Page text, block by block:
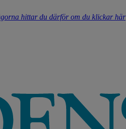
hittar du därför om du klickar här